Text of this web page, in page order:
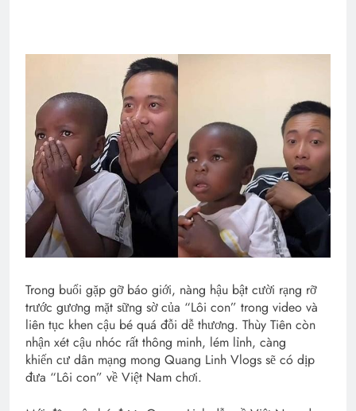
Trong buổi gặp gỡ báo giới, nàng hậu bật cười rạng rỡ
trước gương mặt sững sờ của “Lôi con” trong video và
liên tục khen cậu bé quá đỗi dễ thương. Thùy Tiên còn
nhận xét cậu nhóc rất thông minh, lém lỉnh, càng
khiến cư dân mạng mong Quang Linh Vlogs sẽ có dịp
đưa “Lôi con” về Việt Nam chơi.